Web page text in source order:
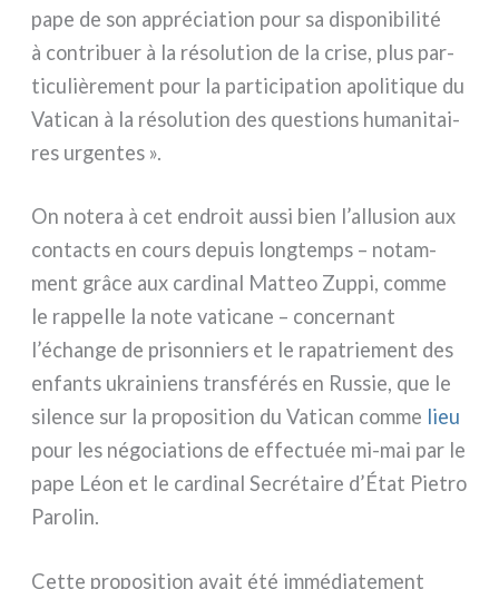
pape de son appré­cia­tion pour sa dispo­ni­bi­li­té
à con­tri­buer à la réso­lu­tion de la cri­se, plus par­
ti­cu­liè­re­ment pour la par­ti­ci­pa­tion apo­li­ti­que du
Vatican à la réso­lu­tion des que­stions huma­ni­tai­
res urgen­tes ».
On note­ra à cet endroit aus­si bien l’allusion aux
con­tac­ts en cours depuis long­temps – notam­
ment grâ­ce aux car­di­nal Matteo Zuppi, com­me
le rap­pel­le la note vati­ca­ne – con­cer­nant
l’échange de pri­son­niers et le rapa­trie­ment des
enfan­ts ukrai­niens tran­sfé­rés en Russie, que le
silen­ce sur la pro­po­si­tion du Vatican com­me lieu
pour les négo­cia­tions de effec­tuée mi-mai par le
pape Léon et le car­di­nal Secrétaire d’État Pietro
Parolin.
Cette pro­po­si­tion avait été immé­dia­te­ment